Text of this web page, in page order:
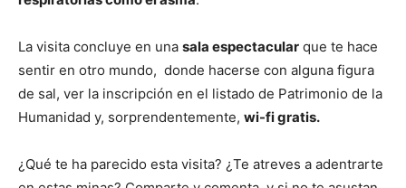
La visita concluye en una sala espectacular que te hace
sentir en otro mundo, donde hacerse con alguna figura
de sal, ver la inscripción en el listado de Patrimonio de la
Humanidad y, sorprendentemente, wi-fi gratis.
¿Qué te ha parecido esta visita? ¿Te atreves a adentrarte